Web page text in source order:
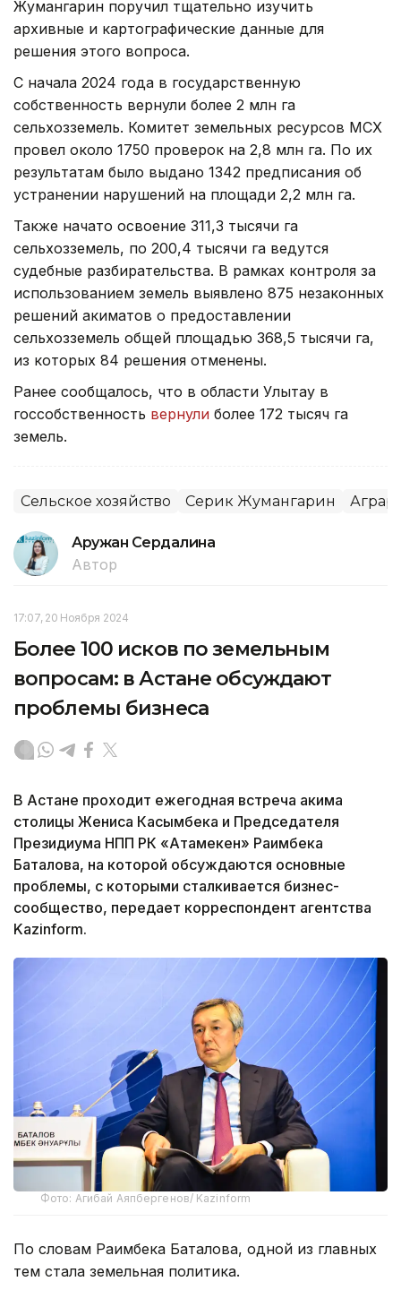
Жумангарин поручил тщательно изучить
архивные и картографические данные для
решения этого вопроса.
С начала 2024 года в государственную
собственность вернули более 2 млн га
сельхозземель. Комитет земельных ресурсов МСХ
провел около 1750 проверок на 2,8 млн га. По их
результатам было выдано 1342 предписания об
устранении нарушений на площади 2,2 млн га.
Также начато освоение 311,3 тысячи га
сельхозземель, по 200,4 тысячи га ведутся
судебные разбирательства. В рамках контроля за
использованием земель выявлено 875 незаконных
решений акиматов о предоставлении
сельхозземель общей площадью 368,5 тысячи га,
из которых 84 решения отменены.
Ранее сообщалось, что в области Улытау в
госсобственность вернули более 172 тысяч га
земель.
Сельское хозяйство Серик Жумангарин
Аружан Сердалина
Автор
17:07, 20 Ноября 2024
Более 100 исков по земельным
вопросам: в Астане обсуждают
проблемы бизнеса
В Астане проходит ежегодная встреча акима
столицы Жениса Касымбека и Председателя
Президиума НПП РК «Атамекен» Раимбека
Баталова, на которой обсуждаются основные
проблемы, с которыми сталкивается бизнес-
сообщество, передает корреспондент агентства
Kazinform.
Фото: Агибай Аяпбергенов/ Kazinform
По словам Раимбека Баталова, одной из главных
тем стала земельная политика.